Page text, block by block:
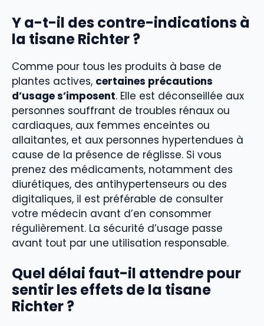
Y a-t-il des contre-indications à
la tisane Richter ?
Comme pour tous les produits à base de
plantes actives, certaines précautions
d’usage s’imposent. Elle est déconseillée aux
personnes souffrant de troubles rénaux ou
cardiaques, aux femmes enceintes ou
allaitantes, et aux personnes hypertendues à
cause de la présence de réglisse. Si vous
prenez des médicaments, notamment des
diurétiques, des antihypertenseurs ou des
digitaliques, il est préférable de consulter
votre médecin avant d’en consommer
régulièrement. La sécurité d’usage passe
avant tout par une utilisation responsable.
Quel délai faut-il attendre pour
sentir les effets de la tisane
Richter ?